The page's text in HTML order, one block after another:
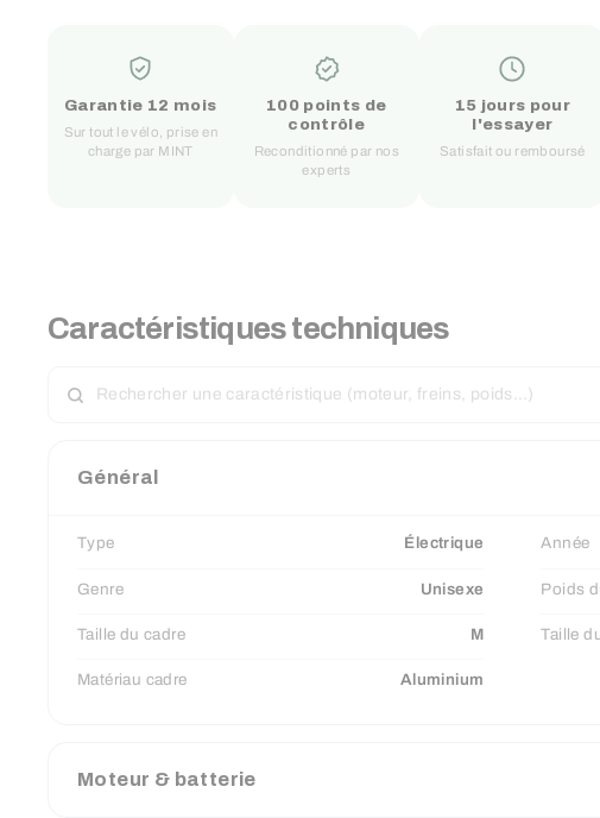
Garantie 12 mois
Sur tout le vélo, prise en
charge par MINT
100 points de
contrôle
Reconditionné par nos
experts
15 jours pour
l'essayer
Satisfait ou remboursé
Caractéristiques techniques
UNE
Général
Type Électrique Année
Genre Unisexe Poids
Taille du cadre M Taille
Matériau cadre Aluminium
Moteur & batterie